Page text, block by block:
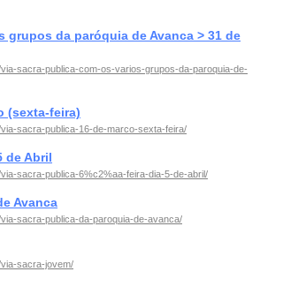
grupos da paróquia de Avanca > 31 de
sacra-publica-com-os-varios-grupos-da-paroquia-de-
(sexta-feira)
sacra-publica-16-de-marco-sexta-feira/
de Abril
sacra-publica-6%c2%aa-feira-dia-5-de-abril/
Avanca
sacra-publica-da-paroquia-de-avanca/
sacra-jovem/